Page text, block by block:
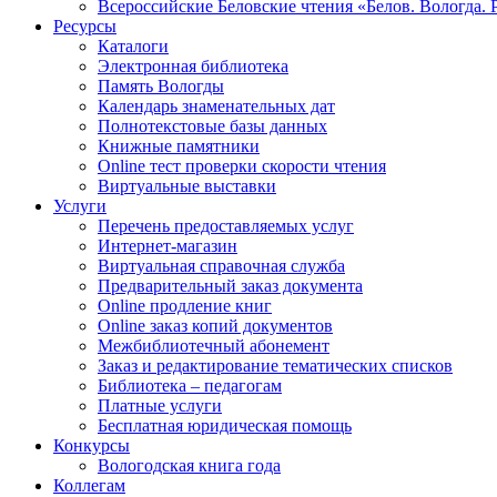
Всероссийские Беловские чтения «Белов. Вологда.
Ресурсы
Каталоги
Электронная библиотека
Память Вологды
Календарь знаменательных дат
Полнотекстовые базы данных
Книжные памятники
Online тест проверки скорости чтения
Виртуальные выставки
Услуги
Перечень предоставляемых услуг
Интернет-магазин
Виртуальная справочная служба
Предварительный заказ документа
Online продление книг
Online заказ копий документов
Межбиблиотечный абонемент
Заказ и редактирование тематических списков
Библиотека – педагогам
Платные услуги
Бесплатная юридическая помощь
Конкурсы
Вологодская книга года
Коллегам